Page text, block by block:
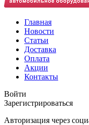
Главная
Новости
Статьи
Доставка
Оплата
Акции
Контакты
Войти
Зарегистрироваться
Авторизация через